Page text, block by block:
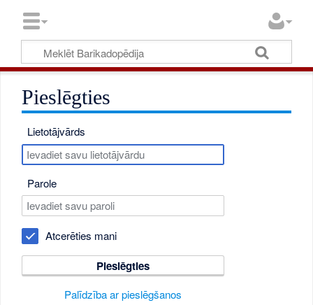
Pieslēgties
Lietotājvārds
Parole
Atcerēties mani
Pieslēgties
Palīdzība ar pieslēgšanos